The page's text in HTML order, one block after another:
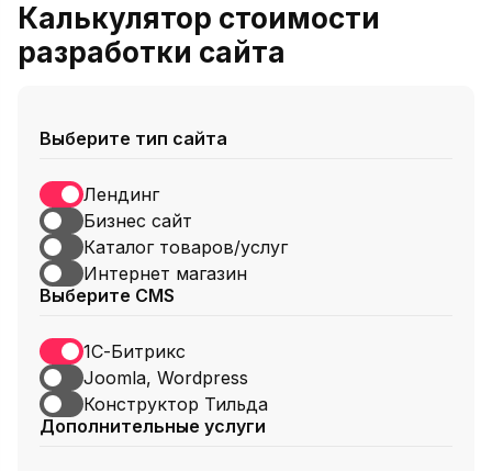
Калькулятор стоимости
разработки сайта
Выберите тип сайта
Лендинг
Бизнес сайт
Каталог товаров/услуг
Интернет магазин
Выберите CMS
1С-Битрикс
Joomla, Wordpress
Конструктор Тильда
Дополнительные услуги